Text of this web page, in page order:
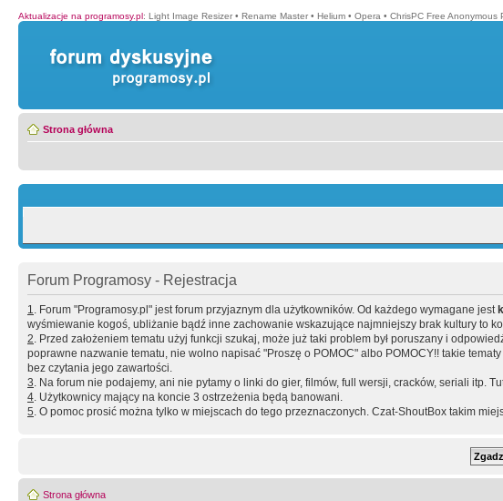
Aktualizacje na programosy.pl: Light Image Resizer • Rename Master • Helium • Opera • ChrisPC Free Anonymous
Strona główna
Forum Programosy - Rejestracja
1. Forum "Programosy.pl" jest forum przyjaznym dla użytkowników. Od każdego wymagane jest
wyśmiewanie kogoś, ubliżanie bądź inne zachowanie wskazujące najmniejszy brak kultury to
2. Przed założeniem tematu użyj funkcji szukaj, może już taki problem był poruszany i
poprawne nazwanie tematu, nie wolno napisać "Proszę o POMOC" albo POMOCY!! takie
bez czytania jego zawartości.
3. Na forum nie podajemy, ani nie pytamy o linki do gier, filmów, full wersji, cracków, seriali itp.
4. Użytkownicy mający na koncie 3 ostrzeżenia będą banowani.
5. O pomoc prosić można tylko w miejscach do tego przeznaczonych. Czat-ShoutBox takim
Strona główna